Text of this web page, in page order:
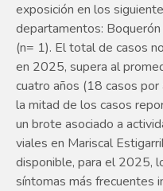
exposición en los
departamentos:
(n= 1). El total de casos
en 2025, supera al
cuatro años (18 casos por
la mitad de los casos
un brote asociado a
viales en Mariscal
disponible, para el 2025,
síntomas más frecuentes